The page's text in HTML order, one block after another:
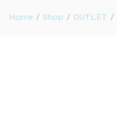
Home / Shop / OUTLET /